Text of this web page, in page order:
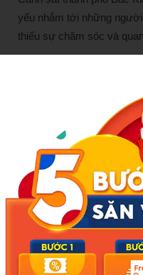
yếu nhắm tới những
thiếu sự chăm sóc và
“Các buổi ‘hội thảo’ sẽ
riêng của các nhà hàng
địa điểm cụ thể chỉ được
ngày. Nhóm cũng không
chức”, cảnh sát Chu Chí
Hình sự, Cục Cảnh sát
Theo điều tra, các “nhân
thập trái phép một lượng
hàng. Nhóm này cũng
lòng tin của nạn nhân.